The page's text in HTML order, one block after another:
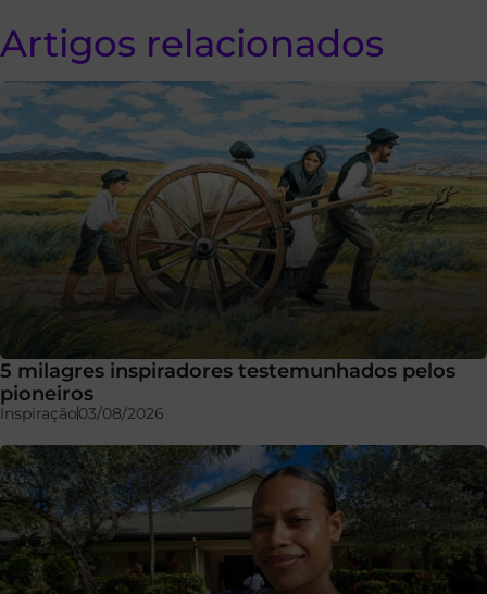
Artigos relacionados
5 milagres inspiradores testemunhados pelos
pioneiros
Inspiração03/08/2026